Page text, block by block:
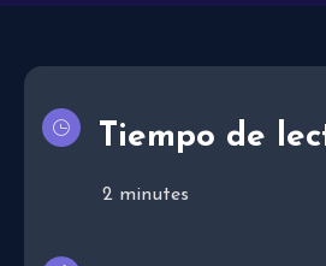
Tiempo de
2 minutes